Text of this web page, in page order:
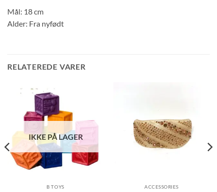
Mål: 18 cm
Alder: Fra nyfødt
RELATEREDE VARER
IKKE PÅ LAGER
B TOYS ACCESSORIES